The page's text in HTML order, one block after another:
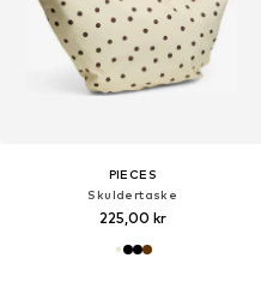
PIECES
Skuldertaske
225,00 kr